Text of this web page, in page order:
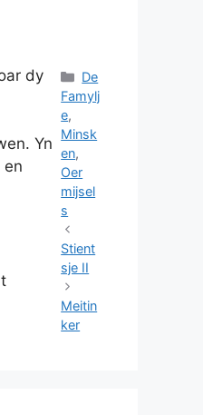
dy
Yn
Categories
De
Famylj
e,
Minsk
en,
Oer
mijsel
s
Stient
sje II
Meitin
ker